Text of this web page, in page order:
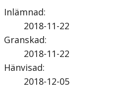
Inlämnad:
2018-11-22
Granskad:
2018-11-22
Hänvisad:
2018-12-05